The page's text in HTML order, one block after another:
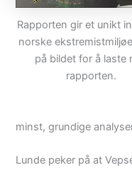
Rapporten gir et unikt
norske
på bildet for å laste
rapporten.
minst, grundige
Lunde peker på at